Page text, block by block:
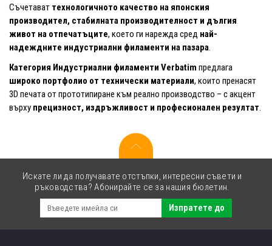
Съчетават технологичното качество на японския
производител, стабилната производителност и дългия
живот на отпечатъците, което ги нарежда сред най-
надеждните индустриални филаменти на пазара.
Категория Индустриални филаменти Verbatim предлага
широко портфолио от технически материали, които пренасят
3D печата от прототипиране към реално производство – с акцент
върху прецизност, издръжливост и професионален резултат.
Искате ли да получавате отстъпки, интересни съвети и
ръководства? Абонирайте се за нашия бюлетин.
Изпратете до